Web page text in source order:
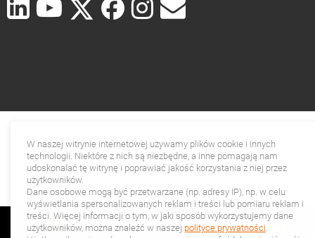
W naszej witrynie internetowej używamy plików cookie i innych
technologii. Niektóre z nich są niezbędne, a inne pomagają nam
udoskonalać tę witrynę i poprawiać jakość korzystania z niej przez
użytkowników.
Dane osobowe mogą być przetwarzane (np. adresy IP), np. w celu
wyświetlania spersonalizowanych reklam i treści lub pomiaru reklam i
treści. Więcej informacji o tym, w jaki sposób wykorzystujemy dane
użytkowników, można znaleźć w naszej polityce prywatności.